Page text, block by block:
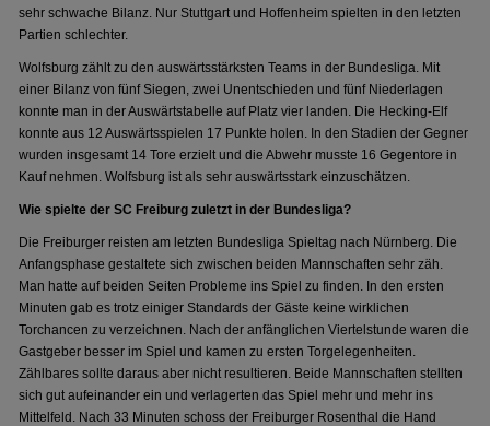
sehr schwache Bilanz. Nur Stuttgart und Hoffenheim spielten in den letzten
Partien schlechter.
Wolfsburg zählt zu den auswärtsstärksten Teams in der Bundesliga. Mit
einer Bilanz von fünf Siegen, zwei Unentschieden und fünf Niederlagen
konnte man in der Auswärtstabelle auf Platz vier landen. Die Hecking-Elf
konnte aus 12 Auswärtsspielen 17 Punkte holen. In den Stadien der Gegner
wurden insgesamt 14 Tore erzielt und die Abwehr musste 16 Gegentore in
Kauf nehmen. Wolfsburg ist als sehr auswärtsstark einzuschätzen.
Wie spielte der SC Freiburg zuletzt in der Bundesliga?
Die Freiburger reisten am letzten Bundesliga Spieltag nach Nürnberg. Die
Anfangsphase gestaltete sich zwischen beiden Mannschaften sehr zäh.
Man hatte auf beiden Seiten Probleme ins Spiel zu finden. In den ersten
Minuten gab es trotz einiger Standards der Gäste keine wirklichen
Torchancen zu verzeichnen. Nach der anfänglichen Viertelstunde waren die
Gastgeber besser im Spiel und kamen zu ersten Torgelegenheiten.
Zählbares sollte daraus aber nicht resultieren. Beide Mannschaften stellten
sich gut aufeinander ein und verlagerten das Spiel mehr und mehr ins
Mittelfeld. Nach 33 Minuten schoss der Freiburger Rosenthal die Hand